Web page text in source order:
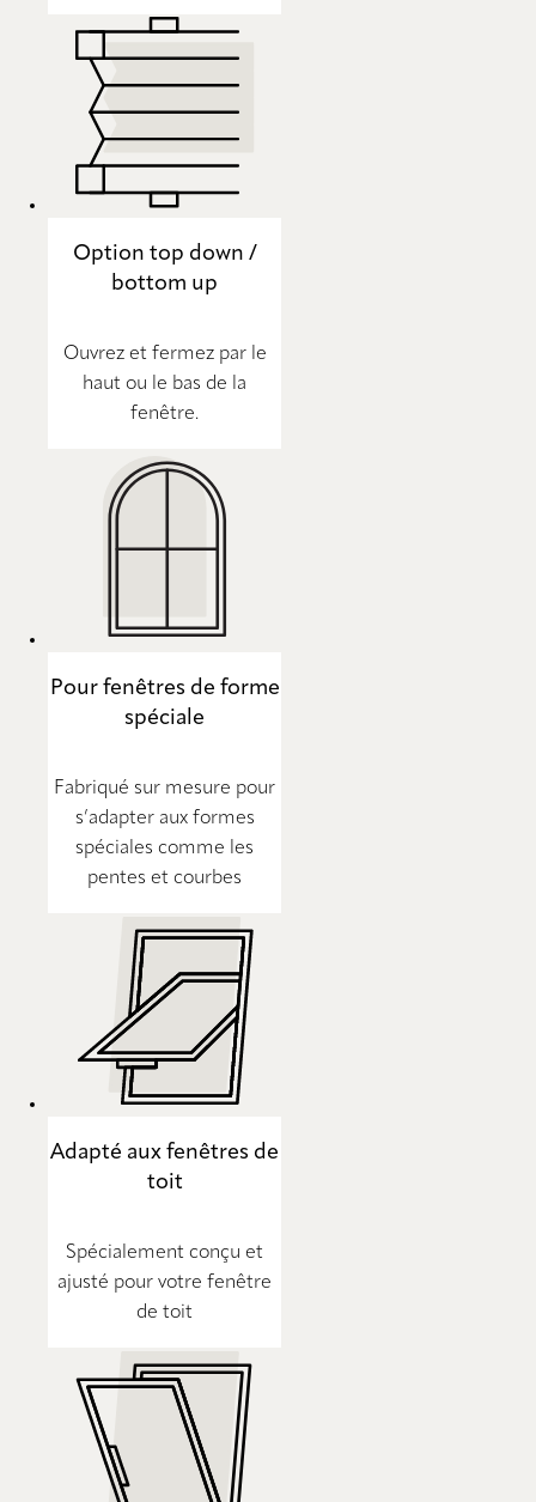
Option top down /
bottom up
Ouvrez et fermez par le
haut ou le bas de la
fenêtre.
Pour fenêtres de forme
spéciale
Fabriqué sur mesure pour
s’adapter aux formes
spéciales comme les
pentes et courbes
Adapté aux fenêtres de
toit
Spécialement conçu et
ajusté pour votre fenêtre
de toit